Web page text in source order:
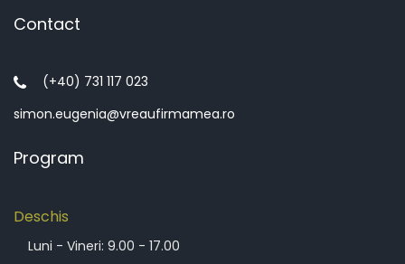
Contact
(+40) 731 117 023
simon.eugenia@vreaufirmamea.ro
Program
Deschis
Luni - Vineri: 9.00 - 17.00